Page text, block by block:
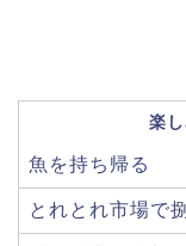
楽
魚を持ち帰る
とれとれ市場で